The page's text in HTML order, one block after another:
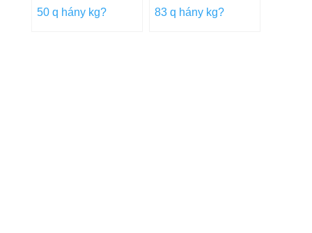
50 q hány kg? 83 q hány kg?